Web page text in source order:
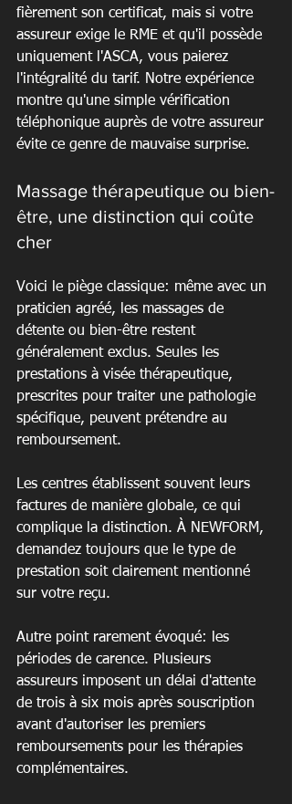
fièrement son certificat, mais si votre
assureur exige le RME et qu'il possède
uniquement l'ASCA, vous paierez
l'intégralité du tarif. Notre expérience
montre qu'une simple vérification
téléphonique auprès de votre assureur
évite ce genre de mauvaise surprise.
Massage thérapeutique ou bien-
être, une distinction qui coûte
cher
Voici le piège classique: même avec un
praticien agréé, les massages de
détente ou bien-être restent
généralement exclus. Seules les
prestations à visée thérapeutique,
prescrites pour traiter une pathologie
spécifique, peuvent prétendre au
remboursement.
Les centres établissent souvent leurs
factures de manière globale, ce qui
complique la distinction. À NEWFORM,
demandez toujours que le type de
prestation soit clairement mentionné
sur votre reçu.
Autre point rarement évoqué: les
périodes de carence. Plusieurs
assureurs imposent un délai d'attente
de trois à six mois après souscription
avant d'autoriser les premiers
remboursements pour les thérapies
complémentaires.